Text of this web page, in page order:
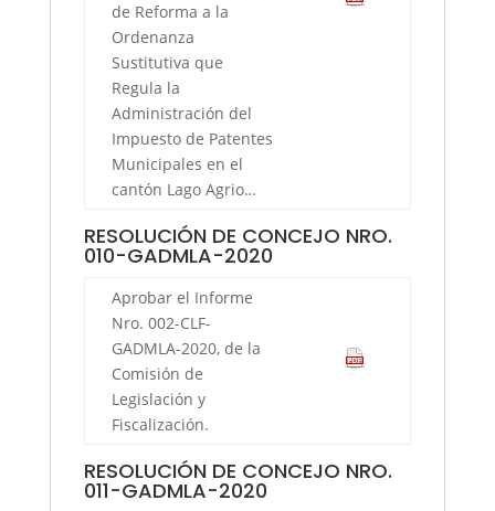
de Reforma a la
Ordenanza
Sustitutiva que
Regula la
Administración del
Impuesto de Patentes
Municipales en el
cantón Lago Agrio…
RESOLUCIÓN DE CONCEJO NRO.
010-GADMLA-2020
Aprobar el Informe
Nro. 002-CLF-
GADMLA-2020, de la
Comisión de
Legislación y
Fiscalización.
RESOLUCIÓN DE CONCEJO NRO.
011-GADMLA-2020